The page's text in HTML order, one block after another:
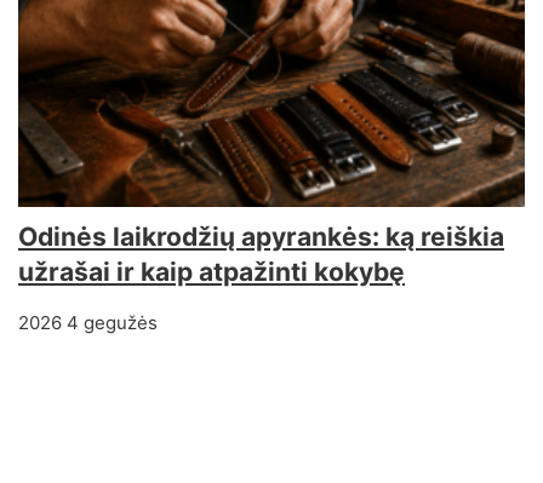
Odinės laikrodžių apyrankės: ką reiškia
užrašai ir kaip atpažinti kokybę
2026 4 gegužės